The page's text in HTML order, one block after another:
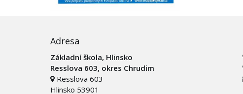
Adresa
Základní škola, Hlinsko
Resslova 603, okres Chrudim
Resslova 603
Hlinsko 53901